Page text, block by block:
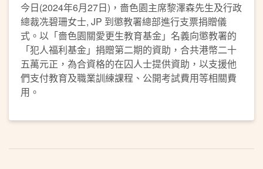
今日(2024年6月27日)，嗇色園主席黎澤森先生及行政
總裁冼碧珊女士, JP 到懲教署總部進行支票捐贈儀
式。以「嗇色園關愛更生教育基金」名義向懲教署的
「犯人福利基金」捐贈第二期的資助，合共港幣二十
五萬元正，為合資格的在囚人士提供資助，以支援他
們支付教育及職業訓練課程、公開考試費用等相關費
用。